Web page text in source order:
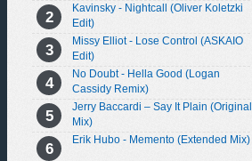
Kavinsky - Nightcall (Oliver Koletzki
Edit)
Missy Elliot - Lose Control (ASKAIO
Edit)
No Doubt - Hella Good (Logan
Cassidy Remix)
Jerry Baccardi – Say It Plain (Original
Mix)
Erik Hubo - Memento (Extended Mix)